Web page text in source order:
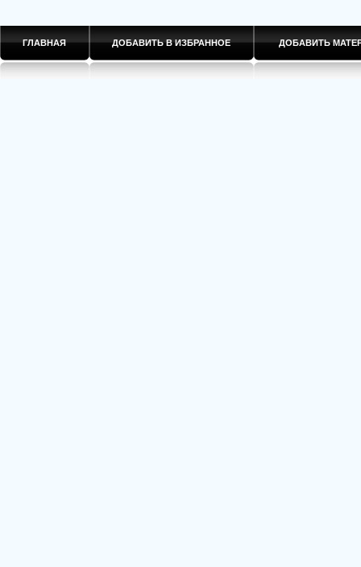
ГЛАВНАЯ ДОБАВИТЬ В ИЗБРАННОЕ ДОБАВИТЬ